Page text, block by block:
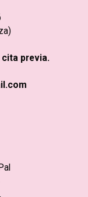
previa.